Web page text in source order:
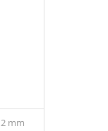
2 mm